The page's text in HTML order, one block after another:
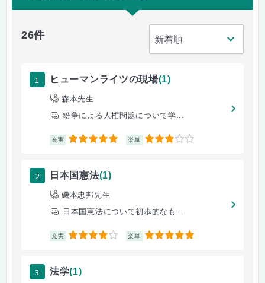
26件
1 ヒューマンライツの現場(1)
森本先生
紛争による人権問題について学...
充実 5 楽単 3
2 日本国憲法(1)
磯本忠邦先生
日本国憲法について初歩的なも...
充実 4 楽単 5
3 法学(1)